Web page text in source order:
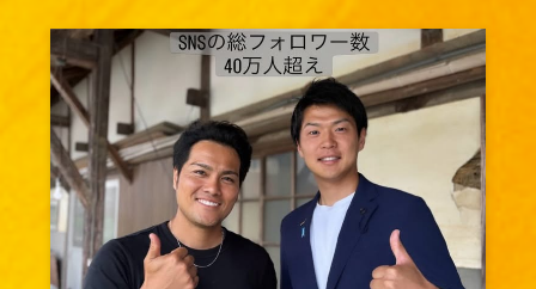
ブログ
政策
お問い合わせ・ご意見箱
後援会入会